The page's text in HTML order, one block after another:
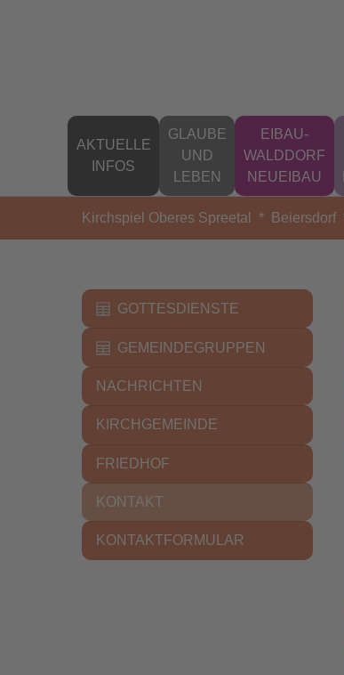
Zum Hauptinhalt springen
AKTUELLE
INFOS
GLAUBE
UND
LEBEN
EIBAU-
WALDDORF
NEUEIBAU
Kirchspiel Oberes Spreetal Beiersdorf
GOTTESDIENSTE
GEMEINDEGRUPPEN
NACHRICHTEN
KIRCHGEMEINDE
FRIEDHOF
KONTAKT
KONTAKTFORMULAR